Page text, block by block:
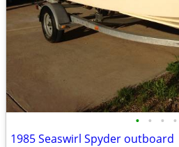
• • • •
1985 Seaswirl Spyder outboard